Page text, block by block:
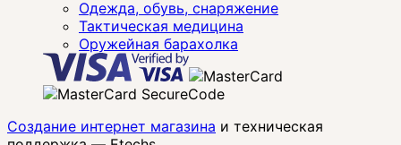
Одежда, обувь, снаряжение
Тактическая медицина
Оружейная барахолка
Создание интернет магазина и техническая